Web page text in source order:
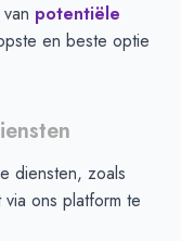
potentiële
en beste optie
diensten, zoals
ons platform te